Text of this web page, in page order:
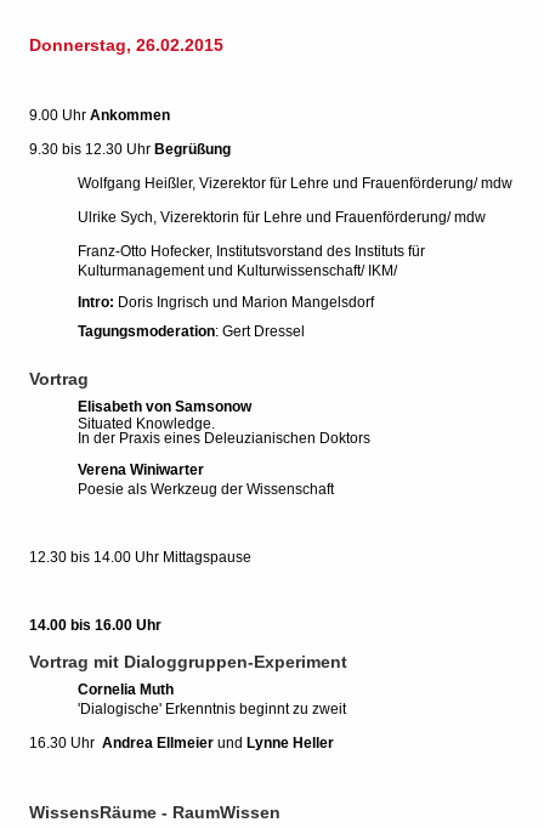
Donnerstag, 26.02.2015
9.00 Uhr Ankommen
9.30 bis 12.30 Uhr Begrüßung
Wolfgang Heißler, Vizerektor für Lehre und Frauenförderung/ mdw
Ulrike Sych, Vizerektorin für Lehre und Frauenförderung/ mdw
Franz-Otto Hofecker, Institutsvorstand des Instituts für
Kulturmanagement und Kulturwissenschaft/ IKM/
Intro: Doris Ingrisch und Marion Mangelsdorf
Tagungsmoderation: Gert Dressel
Vortrag
Elisabeth von Samsonow
Situated Knowledge.
In der Praxis eines Deleuzianischen Doktors
Verena Winiwarter
Poesie als Werkzeug der Wissenschaft
12.30 bis 14.00 Uhr Mittagspause
14.00 bis 16.00 Uhr
Vortrag mit Dialoggruppen-Experiment
Cornelia Muth
'Dialogische' Erkenntnis beginnt zu zweit
16.30 Uhr Andrea Ellmeier und Lynne Heller
WissensRäume - RaumWissen